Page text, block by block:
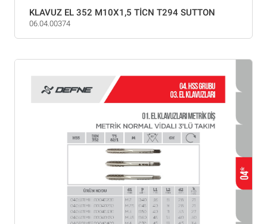
KLAVUZ EL 352 M10X1,5 TİCN T294 SUTTON
06.04.00374